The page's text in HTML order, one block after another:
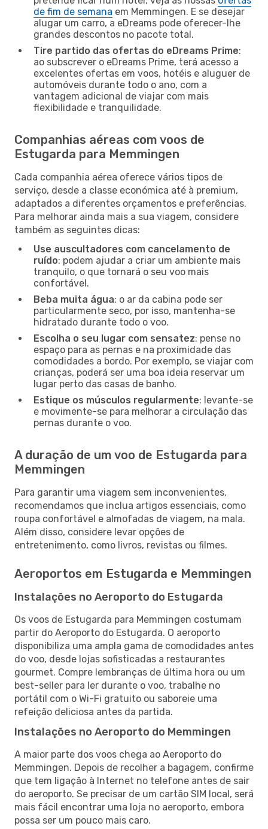
de fim de semana em Memmingen. E se desejar
alugar um carro, a eDreams pode oferecer-lhe
grandes descontos no pacote total.
Tire partido das ofertas do eDreams Prime:
ao subscrever o eDreams Prime, terá acesso a
excelentes ofertas em voos, hotéis e aluguer de
automóveis durante todo o ano, com a
vantagem adicional de viajar com mais
flexibilidade e tranquilidade.
Companhias aéreas com voos de
Estugarda para Memmingen
Cada companhia aérea oferece vários tipos de
serviço, desde a classe económica até à premium,
adaptados a diferentes orçamentos e preferências.
Para melhorar ainda mais a sua viagem, considere
também as seguintes dicas:
Use auscultadores com cancelamento de
ruído: podem ajudar a criar um ambiente mais
tranquilo, o que tornará o seu voo mais
confortável.
Beba muita água: o ar da cabina pode ser
particularmente seco, por isso, mantenha-se
hidratado durante todo o voo.
Escolha o seu lugar com sensatez: pense no
espaço para as pernas e na proximidade das
comodidades a bordo. Por exemplo, se viajar com
crianças, poderá ser uma boa ideia reservar um
lugar perto das casas de banho.
Estique os músculos regularmente: levante-se
e movimente-se para melhorar a circulação das
pernas durante o voo.
A duração de um voo de Estugarda para
Memmingen
Para garantir uma viagem sem inconvenientes,
recomendamos que inclua artigos essenciais, como
roupa confortável e almofadas de viagem, na mala.
Além disso, considere levar opções de
entretenimento, como livros, revistas ou filmes.
Aeroportos em Estugarda e Memmingen
Instalações no Aeroporto do Estugarda
Os voos de Estugarda para Memmingen costumam
partir do Aeroporto do Estugarda. O aeroporto
disponibiliza uma ampla gama de comodidades antes
do voo, desde lojas sofisticadas a restaurantes
gourmet. Compre lembranças de última hora ou um
best-seller para ler durante o voo, trabalhe no
portátil com o Wi-Fi gratuito ou saboreie uma
refeição deliciosa antes da partida.
Instalações no Aeroporto do Memmingen
A maior parte dos voos chega ao Aeroporto do
Memmingen. Depois de recolher a bagagem, confirme
que tem ligação à Internet no telefone antes de sair
do aeroporto. Se precisar de um cartão SIM local, será
mais fácil encontrar uma loja no aeroporto, embora
possa ser um pouco mais caro.